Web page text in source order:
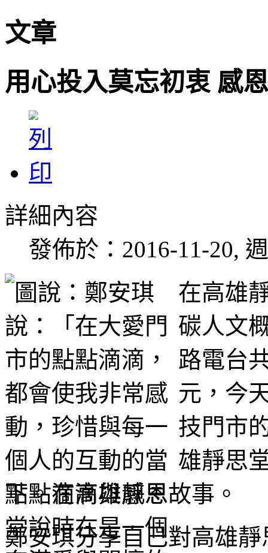
文章
用心投入莫忘初衷 感
詳細內容
發佈於：2016-11-20,
在高雄
碳人文
路電台
元，今
技門市
雄靜思
點點滴滴與感恩故事。
鄭安琪分享自己對高雄